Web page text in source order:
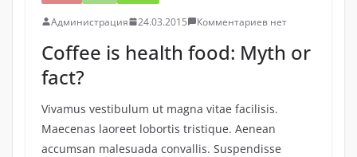
Администрация 24.03.2015 Комментариев нет
Coffee is health food: Myth or
fact?
Vivamus vestibulum ut magna vitae facilisis.
Maecenas laoreet lobortis tristique. Aenean
accumsan malesuada convallis. Suspendisse